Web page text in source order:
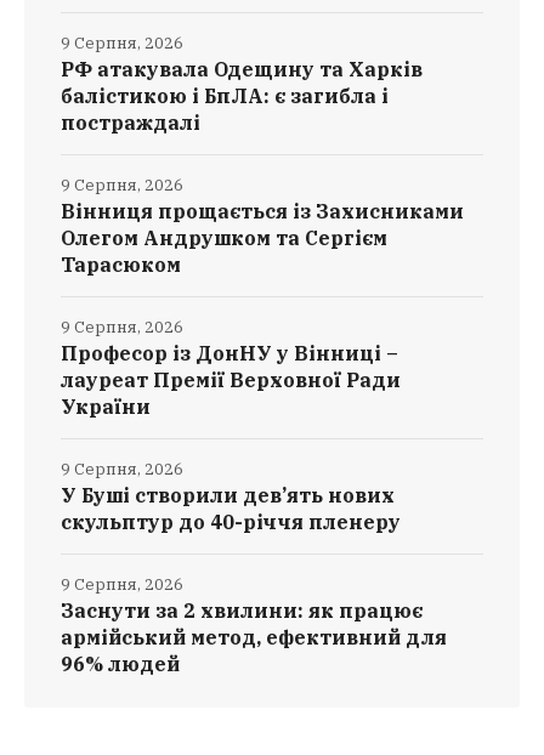
РФ атакувала Одещину та Харків
балістикою і БпЛА: є загибла і
постраждалі
9 Серпня, 2026
Вінниця прощається із Захисниками
Олегом Андрушком та Сергієм
Тарасюком
9 Серпня, 2026
Професор із ДонНУ у Вінниці –
лауреат Премії Верховної Ради
України
9 Серпня, 2026
У Буші створили дев’ять нових
скульптур до 40-річчя пленеру
9 Серпня, 2026
Заснути за 2 хвилини: як працює
армійський метод, ефективний для
96% людей
9 Серпня, 2026